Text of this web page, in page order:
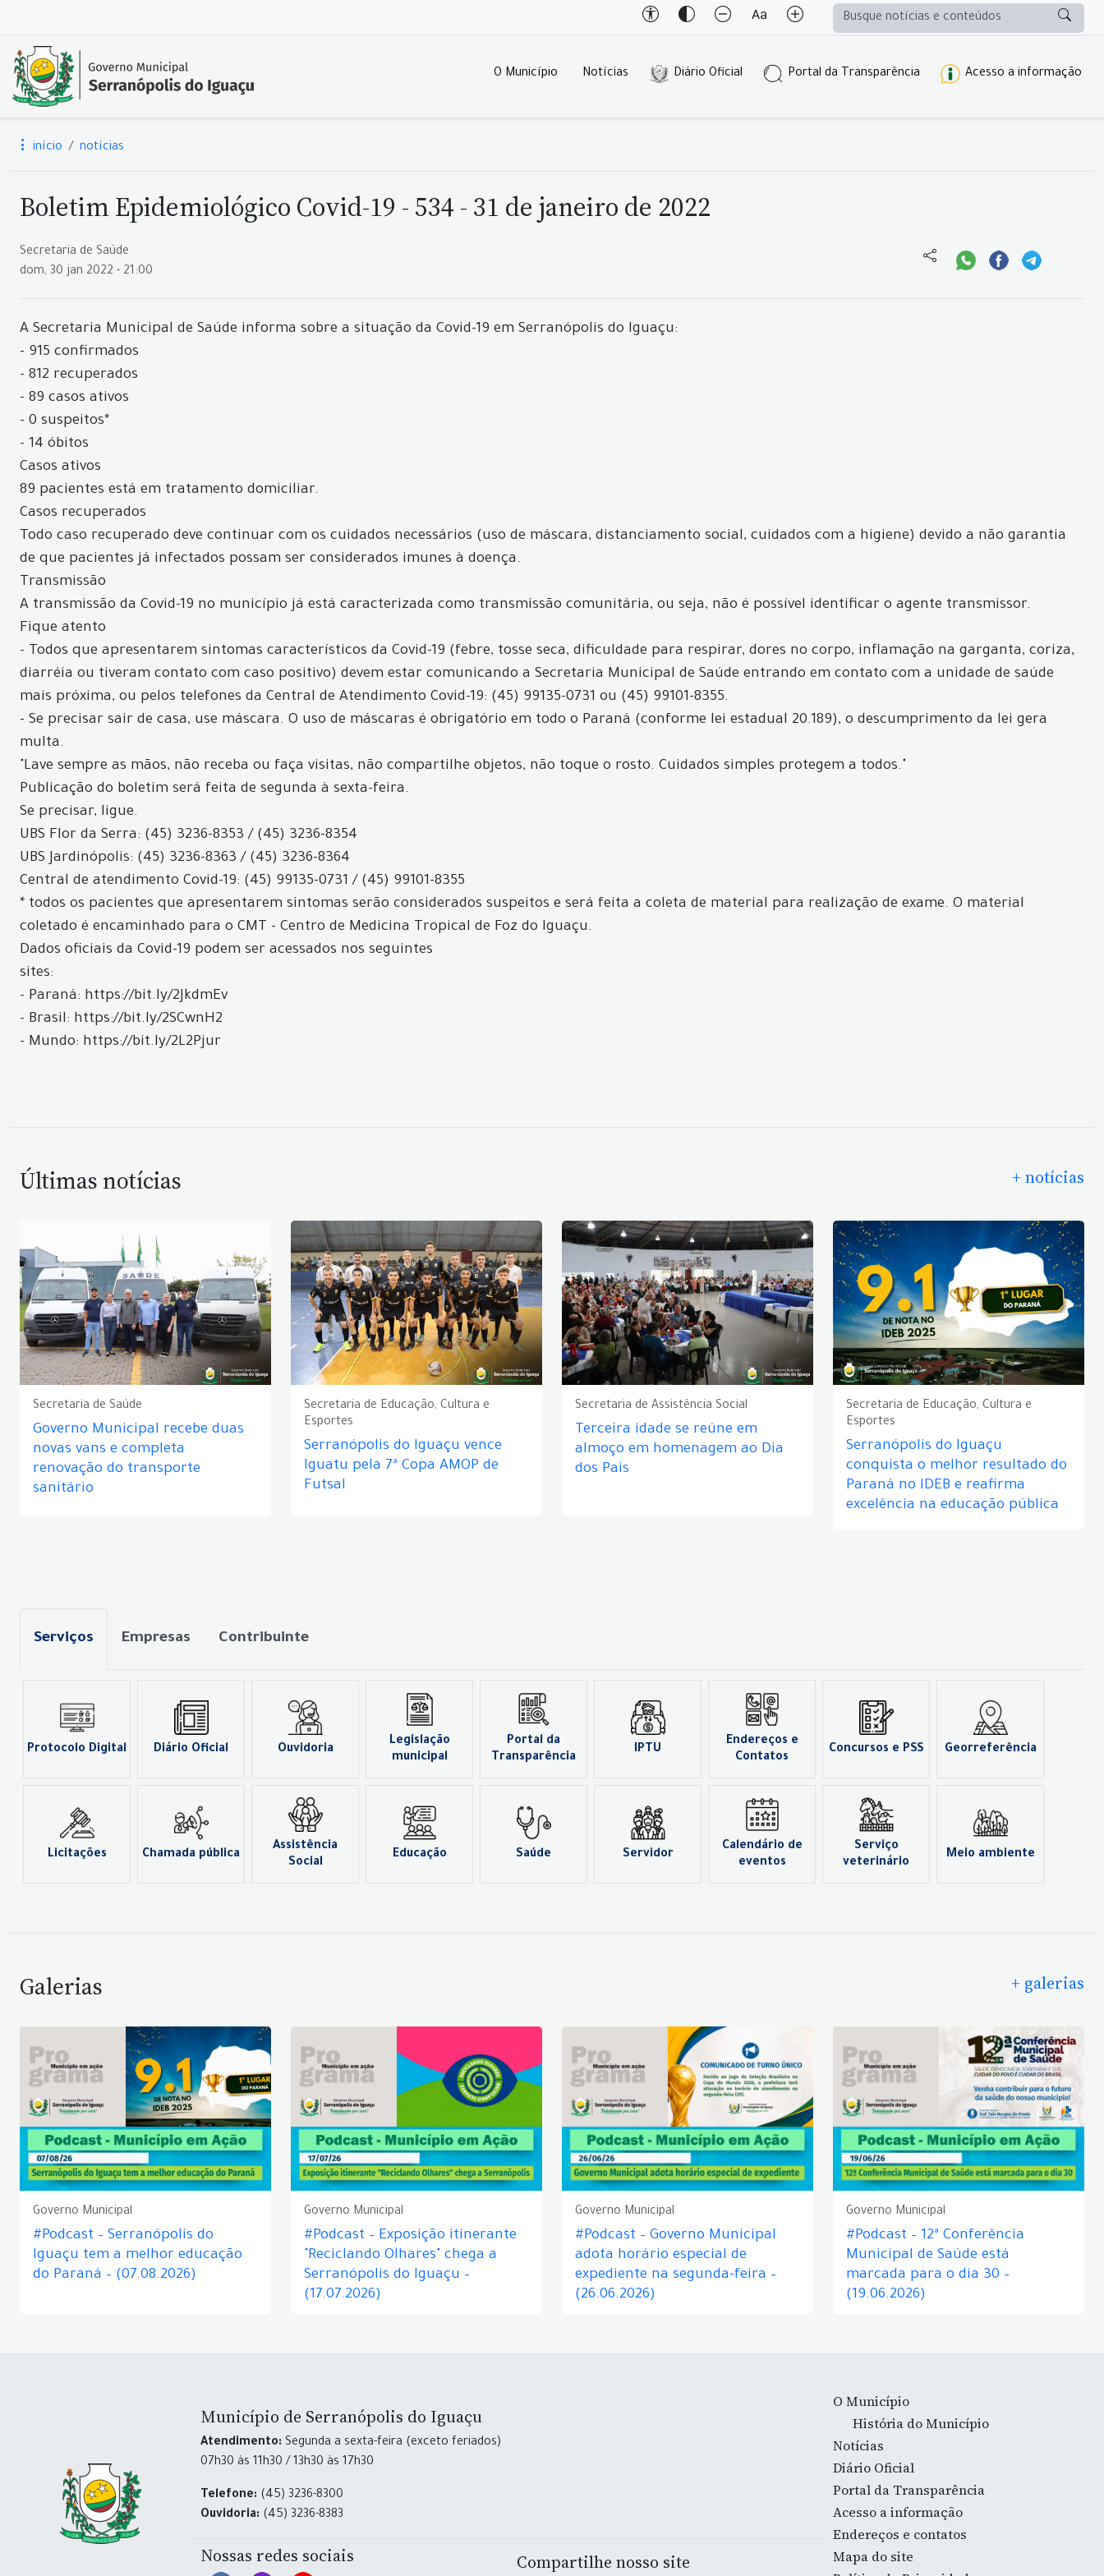
O Município Notícias Diário Oficial Portal da Transparência Acesso a informação
início notícias
Boletim Epidemiológico Covid-19 - 534 - 31 de janeiro de 2022
Secretaria de Saúde
dom, 30 jan 2022 - 21:00
A Secretaria Municipal de Saúde informa sobre a situação da Covid-19 em Serranópolis do Iguaçu:
- 915 confirmados
- 812 recuperados
- 89 casos ativos
- 0 suspeitos*
- 14 óbitos
Casos ativos
89 pacientes está em tratamento domiciliar.
Casos recuperados
Todo caso recuperado deve continuar com os cuidados necessários (uso de máscara, distanciamento social, cuidados com a higiene) devido a não garantia
de que pacientes já infectados possam ser considerados imunes à doença.
Transmissão
A transmissão da Covid-19 no município já está caracterizada como transmissão comunitária, ou seja, não é possível identificar o agente transmissor.
Fique atento
- Todos que apresentarem sintomas característicos da Covid-19 (febre, tosse seca, dificuldade para respirar, dores no corpo, inflamação na garganta, coriza,
diarréia ou tiveram contato com caso positivo) devem estar comunicando a Secretaria Municipal de Saúde entrando em contato com a unidade de saúde
mais próxima, ou pelos telefones da Central de Atendimento Covid-19: (45) 99135-0731 ou (45) 99101-8355.
- Se precisar sair de casa, use máscara. O uso de máscaras é obrigatório em todo o Paraná (conforme lei estadual 20.189), o descumprimento da lei gera
multa.
"Lave sempre as mãos, não receba ou faça visitas, não compartilhe objetos, não toque o rosto. Cuidados simples protegem a todos."
Publicação do boletim será feita de segunda à sexta-feira.
Se precisar, ligue.
UBS Flor da Serra: (45) 3236-8353 / (45) 3236-8354
UBS Jardinópolis: (45) 3236-8363 / (45) 3236-8364
Central de atendimento Covid-19: (45) 99135-0731 / (45) 99101-8355
* todos os pacientes que apresentarem sintomas serão considerados suspeitos e será feita a coleta de material para realização de exame. O material
coletado é encaminhado para o CMT - Centro de Medicina Tropical de Foz do Iguaçu.
Dados oficiais da Covid-19 podem ser acessados nos seguintes
sites:
- Paraná: https://bit.ly/2JkdmEv
- Brasil: https://bit.ly/2SCwnH2
- Mundo: https://bit.ly/2L2Pjur
Últimas notícias + notícias
Secretaria de Saúde
Governo Municipal recebe duas
novas vans e completa
renovação do transporte
sanitário
Secretaria de Educação, Cultura e
Esportes
Serranópolis do Iguaçu vence
Iguatu pela 7ª Copa AMOP de
Futsal
Secretaria de Assistência Social
Terceira idade se reúne em
almoço em homenagem ao Dia
dos Pais
Secretaria de Educação, Cultura e
Esportes
Serranópolis do Iguaçu
conquista o melhor resultado do
Paraná no IDEB e reafirma
excelência na educação pública
Serviços Empresas Contribuinte
Protocolo Digital Diário Oficial Ouvidoria
Legislação
municipal
Portal da
Transparência
IPTU
Endereços e
Contatos
Concursos e PSS Georreferência
Licitações Chamada pública
Assistência
Social
Educação Saúde Servidor
Calendário de
eventos
Serviço
veterinário
Meio ambiente
Galerias + galerias
Governo Municipal
#Podcast – Serranópolis do
Iguaçu tem a melhor educação
do Paraná – (07.08.2026)
Governo Municipal
#Podcast – Exposição itinerante
"Reciclando Olhares" chega a
Serranópolis do Iguaçu –
(17.07.2026)
Governo Municipal
#Podcast – Governo Municipal
adota horário especial de
expediente na segunda-feira –
(26.06.2026)
Governo Municipal
#Podcast – 12ª Conferência
Municipal de Saúde está
marcada para o dia 30 –
(19.06.2026)
Município de Serranópolis do Iguaçu
Atendimento: Segunda a sexta-feira (exceto feriados)
07h30 às 11h30 / 13h30 às 17h30
Telefone: (45) 3236-8300
Ouvidoria: (45) 3236-8383
Nossas redes sociais Compartilhe nosso site
O Município
História do Município
Notícias
Diário Oficial
Portal da Transparência
Acesso a informação
Endereços e contatos
Mapa do site